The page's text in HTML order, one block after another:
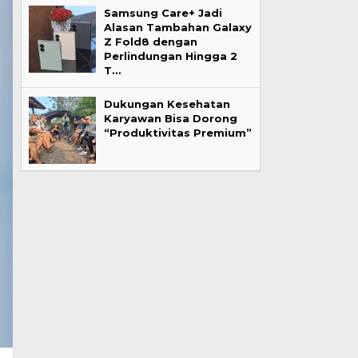
Samsung Care+ Jadi
Alasan Tambahan Galaxy
Z Fold8 dengan
Perlindungan Hingga 2
T…
Dukungan Kesehatan
Karyawan Bisa Dorong
“Produktivitas Premium”